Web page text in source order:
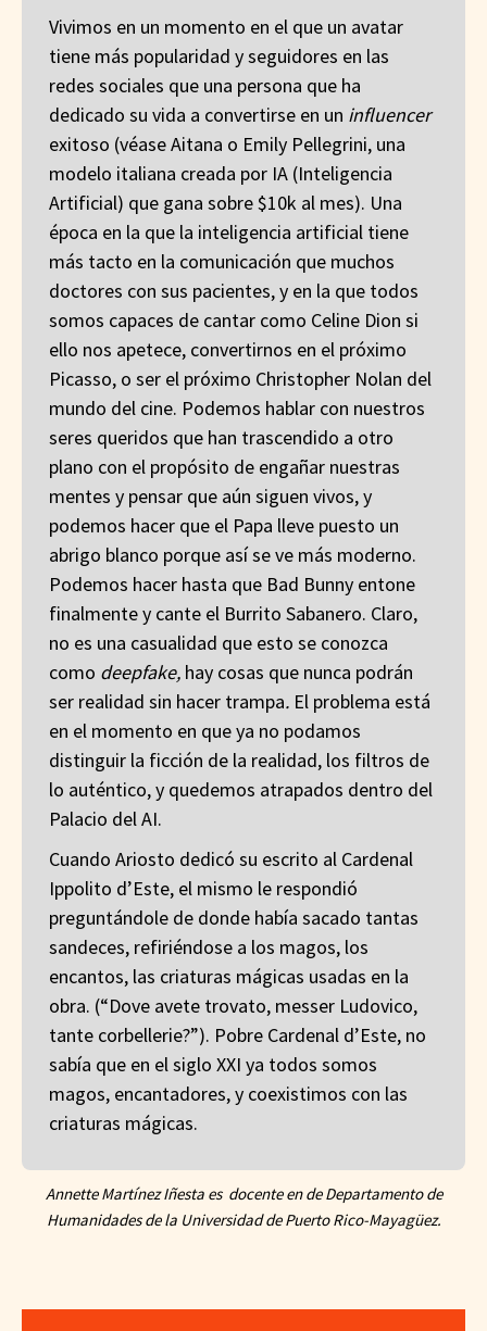
Vivimos en un momento en el que un avatar
tiene más popularidad y seguidores en las
redes sociales que una persona que ha
dedicado su vida a convertirse en un influencer
exitoso (véase Aitana o Emily Pellegrini, una
modelo italiana creada por IA (Inteligencia
Artificial) que gana sobre $10k al mes). Una
época en la que la inteligencia artificial tiene
más tacto en la comunicación que muchos
doctores con sus pacientes, y en la que todos
somos capaces de cantar como Celine Dion si
ello nos apetece, convertirnos en el próximo
Picasso, o ser el próximo Christopher Nolan del
mundo del cine. Podemos hablar con nuestros
seres queridos que han trascendido a otro
plano con el propósito de engañar nuestras
mentes y pensar que aún siguen vivos, y
podemos hacer que el Papa lleve puesto un
abrigo blanco porque así se ve más moderno.
Podemos hacer hasta que Bad Bunny entone
finalmente y cante el Burrito Sabanero. Claro,
no es una casualidad que esto se conozca
como deepfake, hay cosas que nunca podrán
ser realidad sin hacer trampa. El problema está
en el momento en que ya no podamos
distinguir la ficción de la realidad, los filtros de
lo auténtico, y quedemos atrapados dentro del
Palacio del AI.
Cuando Ariosto dedicó su escrito al Cardenal
Ippolito d’Este, el mismo le respondió
preguntándole de donde había sacado tantas
sandeces, refiriéndose a los magos, los
encantos, las criaturas mágicas usadas en la
obra. (“Dove avete trovato, messer Ludovico,
tante corbellerie?”). Pobre Cardenal d’Este, no
sabía que en el siglo XXI ya todos somos
magos, encantadores, y coexistimos con las
criaturas mágicas.
Annette Martínez Iñesta es docente en de Departamento de
Humanidades de la Universidad de Puerto Rico-Mayagüez.